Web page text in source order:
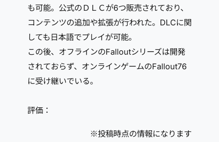
も可能。公式のＤＬＣが6つ販売されており、
コンテンツの追加や拡張が行われた。DLCに関
しても日本語でプレイが可能。
この後、オフラインのFalloutシリーズは開発
されておらず、オンラインゲームのFallout76
に受け継いでいる。
評価：
※投稿時点の情報になります